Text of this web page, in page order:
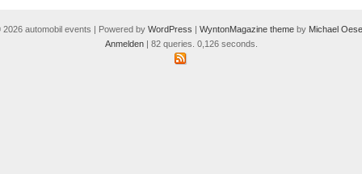
2026 automobil events | Powered by WordPress | WyntonMagazine theme by Michael
Anmelden| 82 queries. 0,126 seconds.